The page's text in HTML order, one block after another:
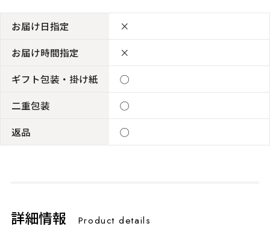
お届け日指定
×
お届け時間指定
×
ギフト包装・掛け紙
◯
二重包装
◯
返品
◯
詳細情報 Product details